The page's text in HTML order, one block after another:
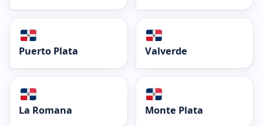
Puerto Plata Valverde
La Romana Monte Plata